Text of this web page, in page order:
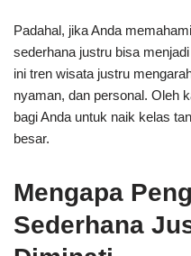
Padahal, jika Anda
sederhana justru bisa
ini tren wisata justru
nyaman, dan personal. Oleh
bagi Anda untuk naik kelas
besar.
Mengapa
Sederhana